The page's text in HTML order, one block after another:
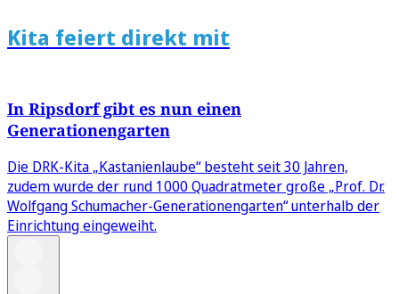
Kita feiert direkt mit
In Ripsdorf gibt es nun einen
Generationengarten
Die DRK-Kita „Kastanienlaube“ besteht seit 30 Jahren,
zudem wurde der rund 1000 Quadratmeter große „Prof. Dr.
Wolfgang Schumacher-Generationengarten“ unterhalb der
Einrichtung eingeweiht.